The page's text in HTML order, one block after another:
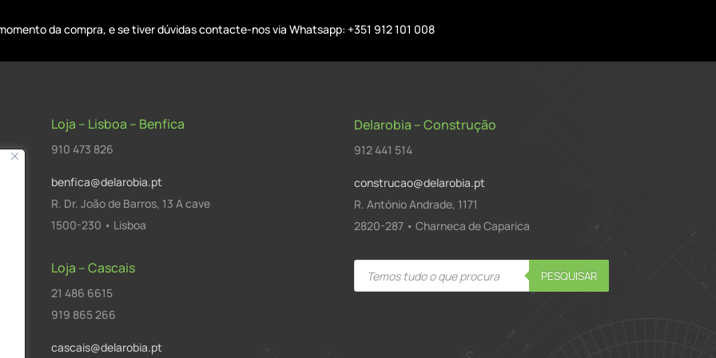
da compra, e se tiver dúvidas contacte-nos via Whatsapp: +351 912 101 008
Loja – Lisboa – Benfica
910 473 826
benfica@delarobia.pt
R. Dr. João de Barros, 13 A cave
1500-230 • Lisboa
Loja – Cascais
21 486 6615
919 865 266
cascais@delarobia.pt
Delarobia – Construção
912 441 514
construcao@delarobia.pt
R. António Andrade, 1171
2820-287 • Charneca de Caparica
Products
search PESQUISAR